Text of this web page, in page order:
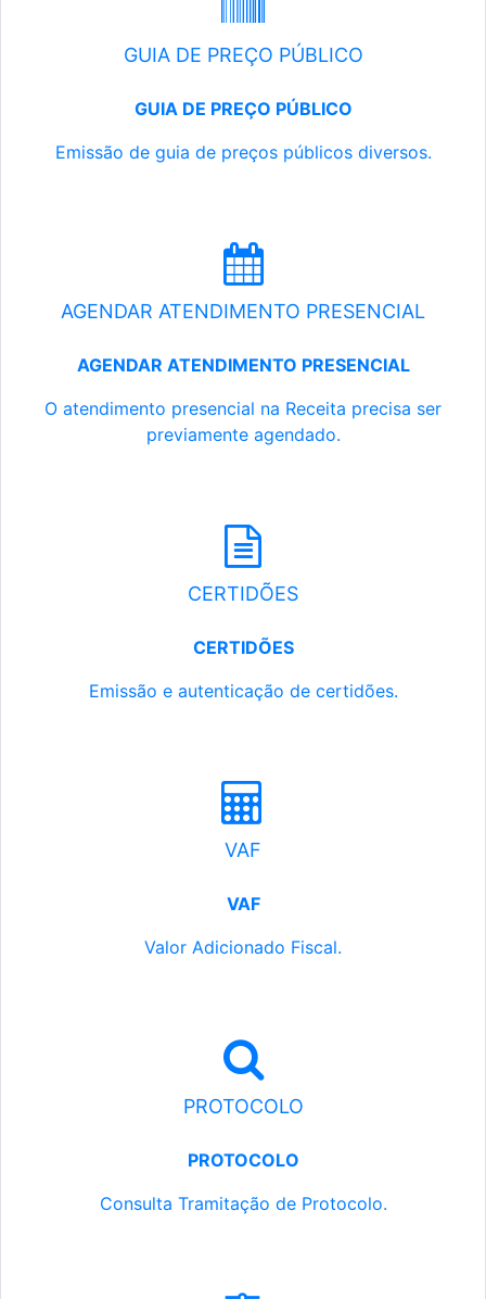
GUIA DE PREÇO PÚBLICO
GUIA DE PREÇO PÚBLICO
Emissão de guia de preços públicos diversos.
AGENDAR ATENDIMENTO PRESENCIAL
AGENDAR ATENDIMENTO PRESENCIAL
O atendimento presencial na Receita precisa ser
previamente agendado.
CERTIDÕES
CERTIDÕES
Emissão e autenticação de certidões.
VAF
VAF
Valor Adicionado Fiscal.
PROTOCOLO
PROTOCOLO
Consulta Tramitação de Protocolo.